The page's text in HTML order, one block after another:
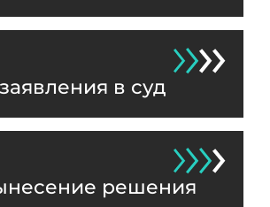
в суд
решения